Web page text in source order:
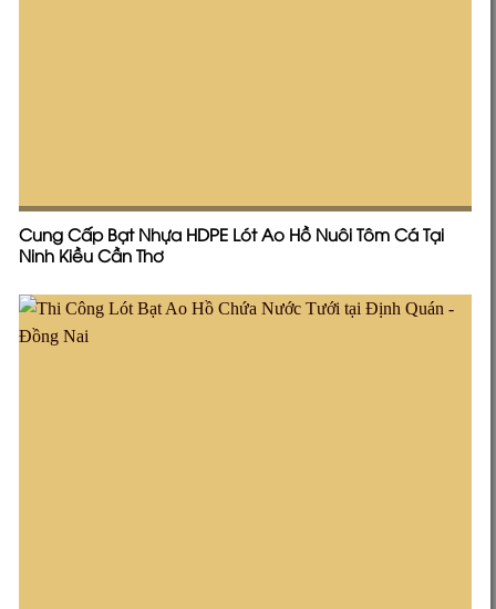
Cung Cấp Bạt Nhựa HDPE Lót Ao Hồ Nuôi Tôm Cá Tại
Ninh Kiều Cần Thơ